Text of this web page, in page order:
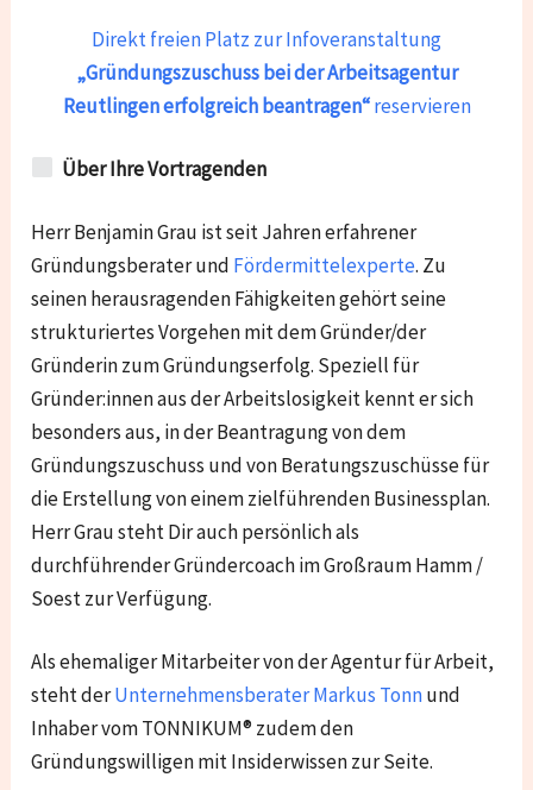
Direkt freien Platz zur Infoveranstaltung
„Gründungszuschuss bei der Arbeitsagentur
Reutlingenerfolgreich beantragen“reservieren
Über Ihre Vortragenden
Herr Benjamin Grau ist seit Jahren erfahrener
Gründungsberater und Fördermittelexperte. Zu
seinen herausragenden Fähigkeiten gehört seine
strukturiertes Vorgehen mit dem Gründer/der
Gründerin zum Gründungserfolg. Speziell für
Gründer:innen aus der Arbeitslosigkeit kennt er sich
besonders aus, in der Beantragung von dem
Gründungszuschuss und von Beratungszuschüsse für
die Erstellung von einem zielführenden Businessplan.
Herr Grau steht Dir auch persönlich als
durchführender Gründercoach im Großraum Hamm /
Soest zur Verfügung.
Als ehemaliger Mitarbeiter von der Agentur für Arbeit,
steht derUnternehmensberater Markus Tonnund
Inhaber vom TONNIKUM® zudem den
Gründungswilligen mit Insiderwissen zur Seite.